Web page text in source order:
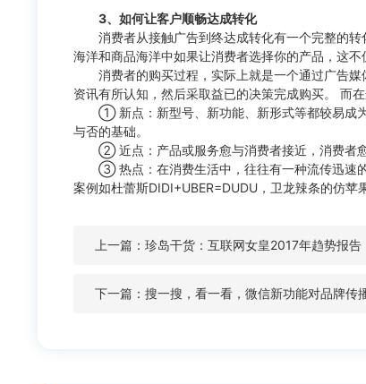
3、 如何让客户顺畅达成转化
消费者从接触广告到终达成转化有一个完整的转
海洋和商品海洋中如果让消费者选择你的产品，这
消费者的购买过程，实际上就是一个通过广告媒
资讯有所认知，然后采取益已的决策完成购买。 而
① 新点：新型号、新功能、新形式等都较易成为
与否的基础。
② 近点：产品或服务愈与消费者接近，消费者愈
③ 热点：在消费生活中，往往有一种流传迅速的
案例如杜蕾斯DIDI+UBER=DUDU，卫龙辣条的仿苹
上一篇：珍岛干货：互联网女皇2017年趋势报告
下一篇：搜一搜，看一看，微信新功能对品牌传